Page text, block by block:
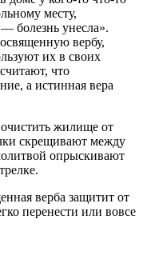
месту,
болезнь унесла».
вербу,
их в своих
что
а истинная вера
жилище от
скрещивают между
опрыскивают
верба защитит от
перенести или вовсе